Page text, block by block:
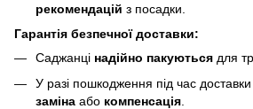
рекомендацій з посадки.
Гарантія безпечної доставки:
Саджанці надійно пакуються для
У разі пошкодження під час
заміна або компенсація